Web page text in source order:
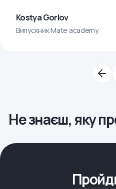
Kostya Gorlov
Випускник Mate academy
Не знаєш, яку